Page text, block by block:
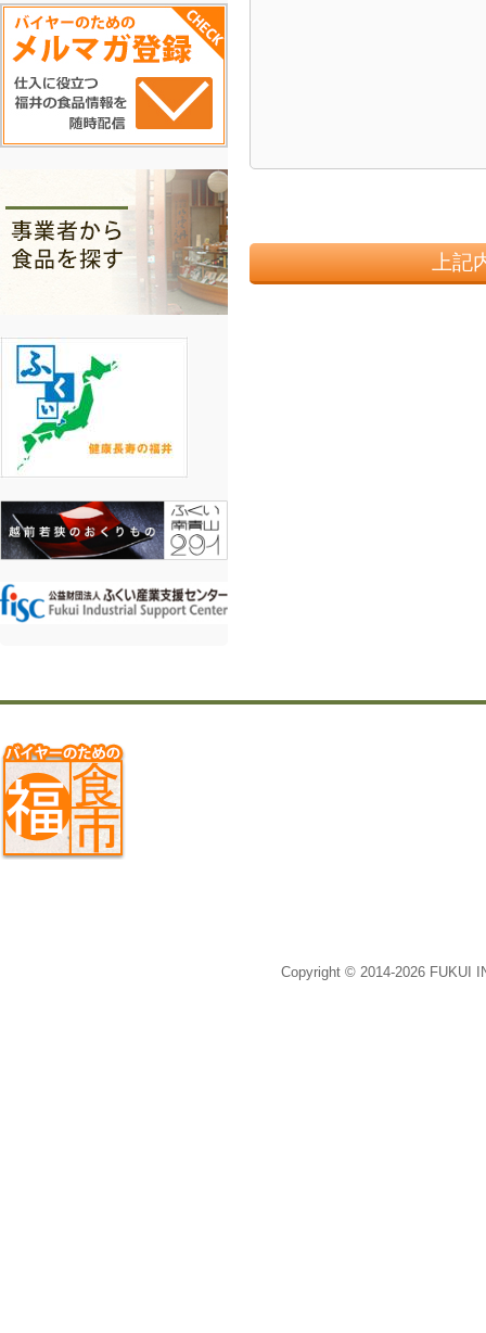
Copyright © 2014-2026 FUKUI